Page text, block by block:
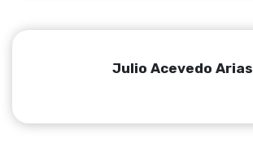
Julio Acevedo Arias